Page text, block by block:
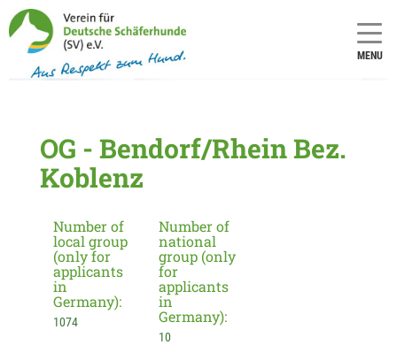
MENU
OG - Bendorf/Rhein Bez.
Koblenz
Number of
local group
(only for
applicants
in
Germany):
1074
Number of
national
group (only
for
applicants
in
Germany):
10